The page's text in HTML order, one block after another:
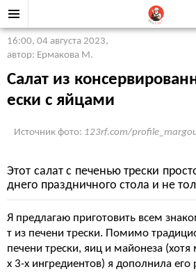
16:00, 04 августа 2023,
автор: Ермакова М.
Салат из
ески с яйцами
Источник фото: 123rf.com/
Этот салат с печенью трески
днего праздничного стола и не
Я предлагаю приготовить всем
т из печени трески. Помимо
печени трески, яиц и майонеза (хотя
х 3-х ингредиентов) я дополнила